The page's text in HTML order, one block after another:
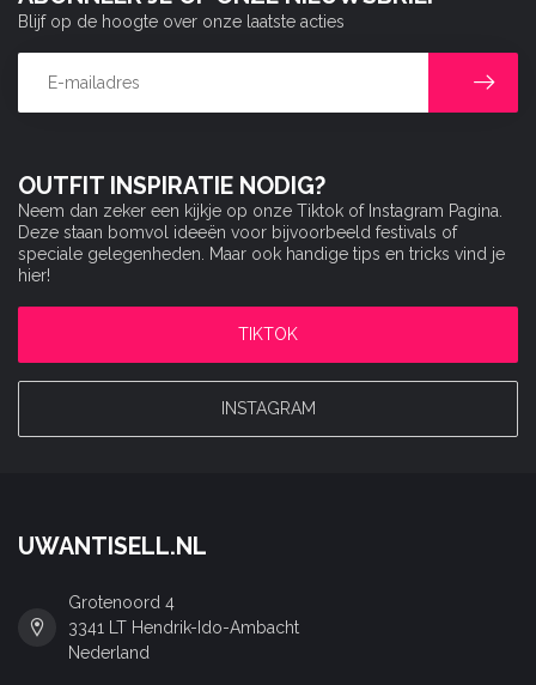
OUTFIT INSPIRATIE NODIG?
Neem dan zeker een kijkje op onze Tiktok of Instagram Pagina.
Deze staan bomvol ideeën voor bijvoorbeeld festivals of
speciale gelegenheden. Maar ook handige tips en tricks vind je
hier!
TIKTOK
INSTAGRAM
Blijf op de hoogte over onze laatste acties
UWANTISELL.NL
Grotenoord 4
3341 LT Hendrik-Ido-Ambacht
Nederland